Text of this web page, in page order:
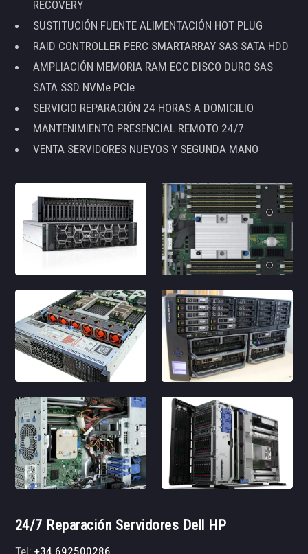
RECOVERY
SUSTITUCIÓN FUENTE ALIMENTACIÓN HOT PLUG
RAID CONTROLLER PERC SMARTARRAY SAS SATA HDD
AMPLIACIÓN MEMORIA RAM ECC DISCO DURO SAS
SATA SSD NVMe PCIe
SERVICIO REPARACIÓN 24 HORAS A DOMICILIO
MANTENIMIENTO PRESENCIAL REMOTO 24/7
VENTA SERVIDORES NUEVOS Y SEGUNDA MANO
24/7 Reparación Servidores Dell HP
Tel:+34 692500286